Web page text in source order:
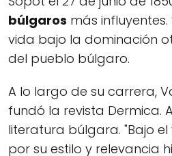
búlgaros más
vida bajo la dominación
del pueblo búlgaro.
A lo largo de su carrera,
fundó la revista Dermica.
literatura búlgara. "Bajo
por su estilo y relevancia